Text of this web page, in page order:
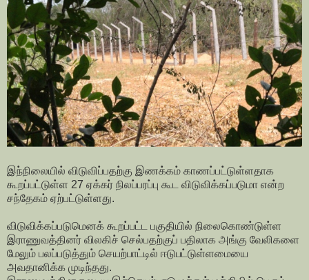
இந்நிலையில் விடுவிப்பதற்கு இணக்கம் காணப்பட்டுள்ளதாக
கூறப்பட்டுள்ள 27 ஏக்கர் நிலப்பரப்பு கூட விடுவிக்கப்படுமா என்ற
சந்தேகம் ஏற்பட்டுள்ளது.
விடுவிக்கப்படுமெனக் கூறப்பட்ட பகுதியில் நிலைகொண்டுள்ள
இராணுவத்தினர் விலகிச் செல்பதற்குப் பதிலாக அங்கு வேலிகளை
மேலும் பலப்படுத்தும் செயற்பாட்டில் ஈடுபட்டுள்ளமையை
அவதானிக்க முடிந்தது.